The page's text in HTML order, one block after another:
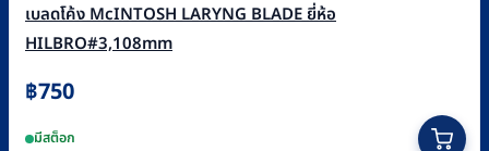
เบลดโค้ง McINTOSH LARYNG BLADE ยี่ห้อ
HILBRO#3,108mm
฿750
มีสต็อก